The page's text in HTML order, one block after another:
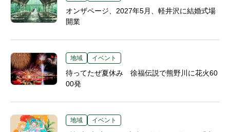
オンザページ、2027年5月、軽井沢に結婚式場
開業
地域 イベント
待ってたぜ夏休み 徐福伝説で熊野川に花火60
00発
地域 イベント